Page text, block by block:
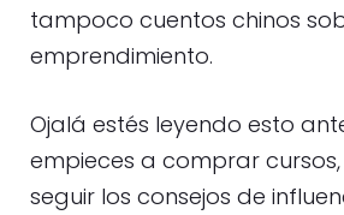
tampoco cuentos chinos
emprendimiento.
Ojalá estés leyendo esto
empieces a comprar
seguir los consejos de